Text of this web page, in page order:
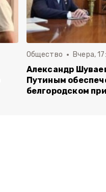
Общество Вчера,
Александр
Путиным
белгородском